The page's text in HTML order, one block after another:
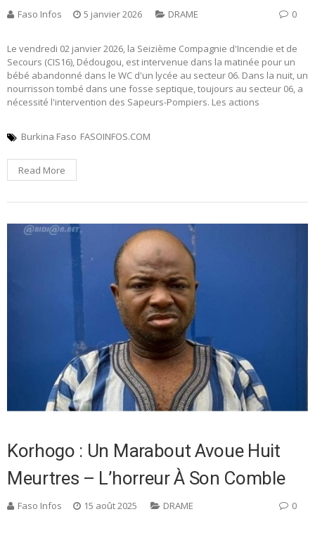
Faso Infos 5 janvier 2026 DRAME 0
Le vendredi 02 janvier 2026, la Seizième Compagnie d'Incendie et de
Secours (CIS16), Dédougou, est intervenue dans la matinée pour un
bébé abandonné dans le WC d'un lycée au secteur 06. Dans la nuit, un
nourrisson tombé dans une fosse septique, toujours au secteur 06, a
nécessité l'intervention des Sapeurs-Pompiers. Les actions
Burkina Faso FASOINFOS.COM
Read More
Korhogo : Un Marabout Avoue Huit
Meurtres – L’horreur À Son Comble
Faso Infos 15 août 2025 DRAME 0